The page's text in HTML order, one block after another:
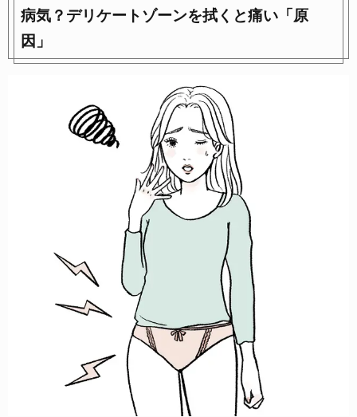
病気？デリケートゾーンを拭くと痛い「原
因」